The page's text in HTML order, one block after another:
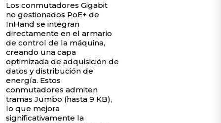
Los conmutadores Gigabit
no gestionados PoE+ de
InHand se integran
directamente en el armario
de control de la máquina,
creando una capa
optimizada de adquisición de
datos y distribución de
energía. Estos
conmutadores admiten
tramas Jumbo (hasta 9 KB),
lo que mejora
significativamente la